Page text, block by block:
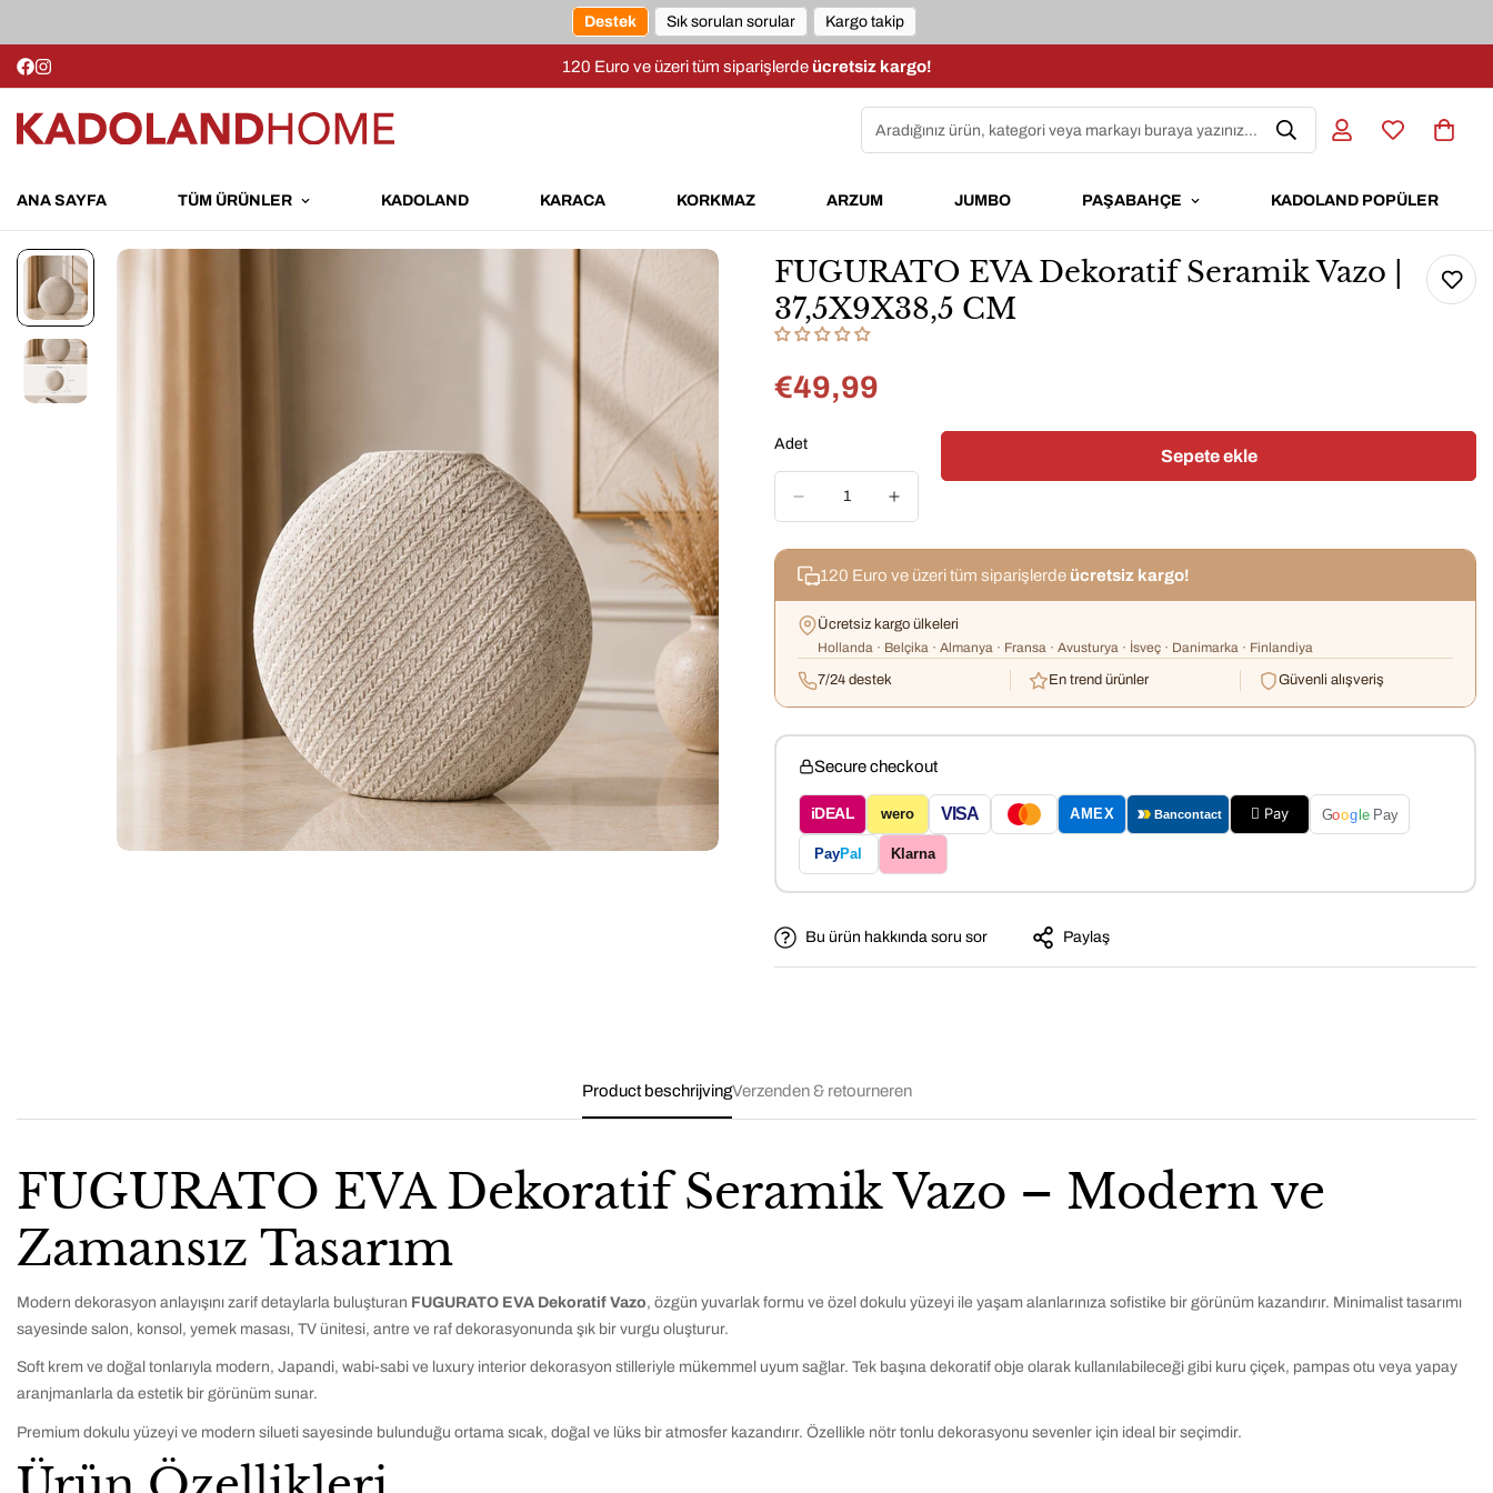
Destek Sık sorulan sorular Kargo takip
120 Euro ve üzeri tüm siparişlerde ücretsiz kargo!
Aradığınız ürün, kategori veya markayı buraya yazınız...
ANA SAYFA TÜM ÜRÜNLER KADOLAND KARACA KORKMAZ ARZUM JUMBO PAŞABAHÇE KADOLAND POPÜLER
FUGURATO EVA Dekoratif Seramik Vazo |
37,5X9X38,5 CM
Normal
€49,99
Adet
Sepete ekle
120 Euro ve üzeri tüm siparişlerde ücretsiz kargo!
Ücretsiz kargo ülkeleri
Hollanda · Belçika · Almanya · Fransa · Avusturya · İsveç · Danimarka · Finlandiya
7/24 destek En trend ürünler Güvenli alışveriş
Secure checkout
iDEAL wero VISA AMEX Bancontact  Pay Google Pay
PayPal Klarna
Bu ürün hakkında soru sor Paylaş
Product beschrijvingVerzenden & retourneren
FUGURATO EVA Dekoratif Seramik Vazo – Modern ve
Zamansız Tasarım
Modern dekorasyon anlayışını zarif detaylarla buluşturan FUGURATO EVA Dekoratif Vazo, özgün yuvarlak formu ve özel dokulu yüzeyi ile yaşam alanlarınıza sofistike bir görünüm kazandırır. Minimalist tasarımı
sayesinde salon, konsol, yemek masası, TV ünitesi, antre ve raf dekorasyonunda şık bir vurgu oluşturur.
Soft krem ve doğal tonlarıyla modern, Japandi, wabi-sabi ve luxury interior dekorasyon stilleriyle mükemmel uyum sağlar. Tek başına dekoratif obje olarak kullanılabileceği gibi kuru çiçek, pampas otu veya yapay
aranjmanlarla da estetik bir görünüm sunar.
Premium dokulu yüzeyi ve modern silueti sayesinde bulunduğu ortama sıcak, doğal ve lüks bir atmosfer kazandırır. Özellikle nötr tonlu dekorasyonu sevenler için ideal bir seçimdir.